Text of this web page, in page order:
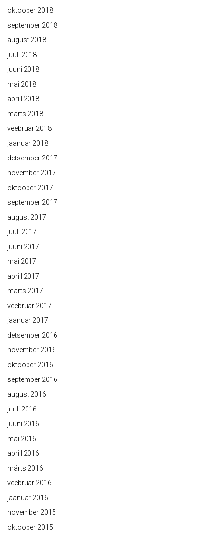
oktoober 2018
september 2018
august 2018
juuli 2018
juuni 2018
mai 2018
aprill 2018
märts 2018
veebruar 2018
jaanuar 2018
detsember 2017
november 2017
oktoober 2017
september 2017
august 2017
juuli 2017
juuni 2017
mai 2017
aprill 2017
märts 2017
veebruar 2017
jaanuar 2017
detsember 2016
november 2016
oktoober 2016
september 2016
august 2016
juuli 2016
juuni 2016
mai 2016
aprill 2016
märts 2016
veebruar 2016
jaanuar 2016
november 2015
oktoober 2015